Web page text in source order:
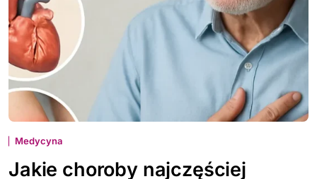
Medycyna
Jakie choroby najczęściej